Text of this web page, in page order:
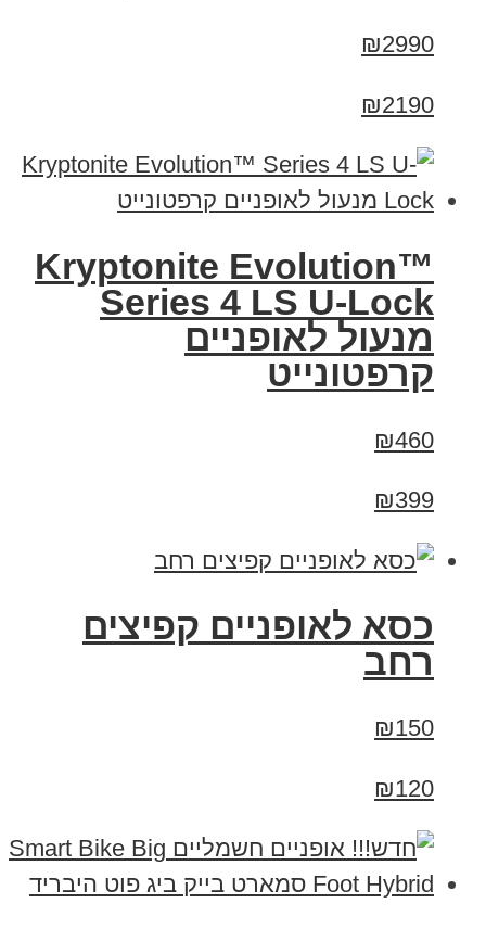
₪2990
₪2190
Kryptonite Evolution™
Series 4 LS U-Lock
מנעול לאופניים
קרפטונייט
₪460
₪399
כסא לאופניים קפיצים
רחב
₪150
₪120